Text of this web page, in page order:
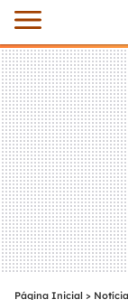
Página Inicial >